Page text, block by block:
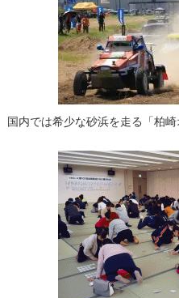
国内では希少な砂浜を走る「柏